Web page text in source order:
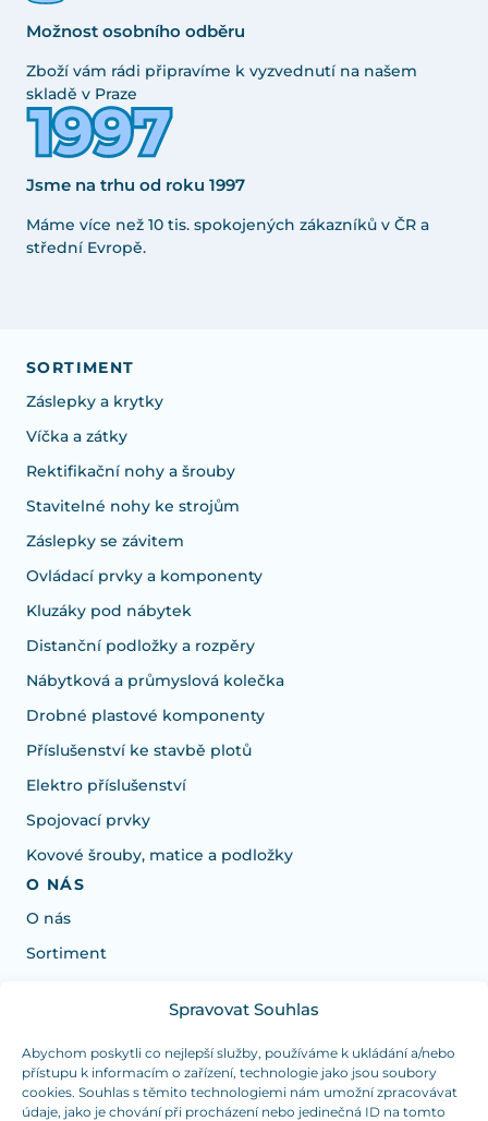
Spravovat Souhlas
Abychom poskytli co nejlepší služby, používáme k ukládání a/nebo
přístupu k informacím o zařízení, technologie jako jsou soubory
cookies. Souhlas s těmito technologiemi nám umožní zpracovávat
údaje, jako je chování při procházení nebo jedinečná ID na tomto
Možnost osobního odběru
Zboží vám rádi připravíme k vyzvednutí na našem
skladě v Praze
Jsme na trhu od roku 1997
Máme více než 10 tis. spokojených zákazníků v ČR a
střední Evropě.
SORTIMENT
Záslepky a krytky
Víčka a zátky
Rektifikační nohy a šrouby
Stavitelné nohy ke strojům
Záslepky se závitem
Ovládací prvky a komponenty
Kluzáky pod nábytek
Distanční podložky a rozpěry
Nábytková a průmyslová kolečka
Drobné plastové komponenty
Příslušenství ke stavbě plotů
Elektro příslušenství
Spojovací prvky
Kovové šrouby, matice a podložky
O NÁS
O nás
Sortiment
Potřebujete poradit s výběrem?
Jsme tu pro vás Pondělí-Čtvrtek od: 7:30 - 15:30 hodin
a Pátek od 7:30 - 14:30 hodin